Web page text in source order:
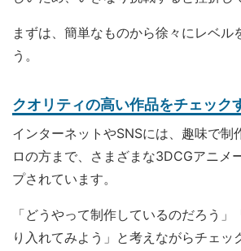
まずは、簡単なものから徐々にレベル
う。
クオリティの高い作品をチェック
インターネットやSNSには、趣味で制
ロの方まで、さまざまな3DCGアニメ
プされています。
「どうやって制作しているのだろう」
り入れてみよう」と考えながらチェッ